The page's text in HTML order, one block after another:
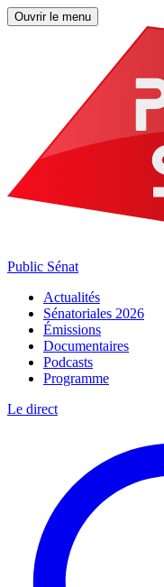
Ouvrir le menu
Public Sénat
Actualités
Sénatoriales 2026
Émissions
Documentaires
Podcasts
Programme
Le direct